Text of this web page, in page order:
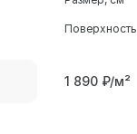
Поверхность
1 890 ₽/м²